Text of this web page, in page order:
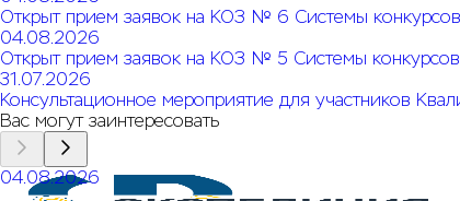
Открыт прием заявок на КОЗ № 6 Системы
04.08.2026
Открыт прием заявок на КОЗ № 5 Системы
31.07.2026
Консультационное мероприятие для участников
Вас могут заинтересовать
04.08.2026